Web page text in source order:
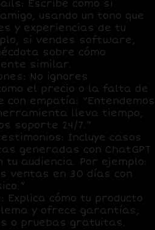
: Escribe como si
usando un tono que
y experiencias de tu
si vendes software,
sobre cómo
similar.
: No ignores
el precio o la falta de
con empatía: “Entendemos
lleva tiempo,
soporte 24/7.”
: Incluye casos
generadas con ChatGPT
tu audiencia. Por ejemplo:
ventas en 30 días con
: Explica cómo tu producto
y ofrece garantías,
o pruebas gratuitas.